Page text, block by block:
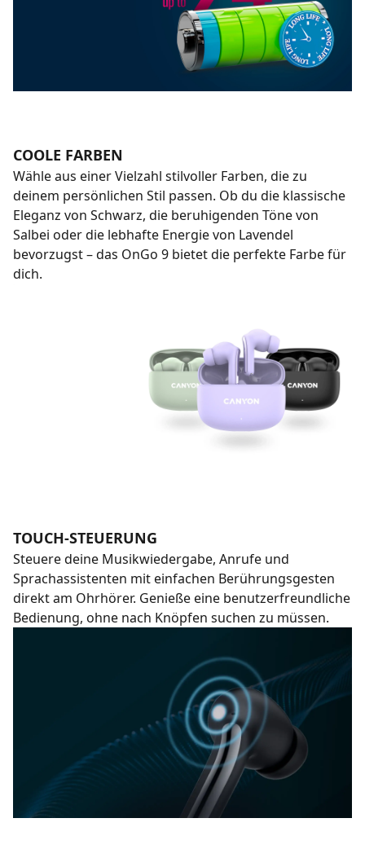
COOLE FARBEN
Wähle aus einer Vielzahl stilvoller Farben, die zu
deinem persönlichen Stil passen. Ob du die klassische
Eleganz von Schwarz, die beruhigenden Töne von
Salbei oder die lebhafte Energie von Lavendel
bevorzugst – das OnGo 9 bietet die perfekte Farbe für
dich.
TOUCH-STEUERUNG
Steuere deine Musikwiedergabe, Anrufe und
Sprachassistenten mit einfachen Berührungsgesten
direkt am Ohrhörer. Genieße eine benutzerfreundliche
Bedienung, ohne nach Knöpfen suchen zu müssen.